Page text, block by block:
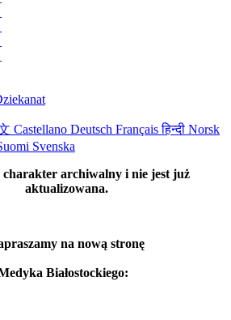
Castellano Deutsch Françaisहिन्दी Norsk
Svenska
charakter archiwalny i nie jest już
aktualizowana.
na nową stronę
Białostockiego: